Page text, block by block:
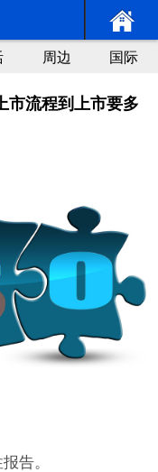
周边 国际
市流程到上市要多
告。